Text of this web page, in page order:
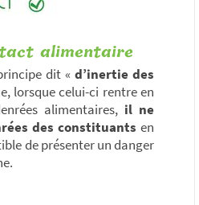
alimentaire
dit « d’inertie des
lorsque celui-ci rentre en
alimentaires, il ne
des constituants en
de présenter un danger